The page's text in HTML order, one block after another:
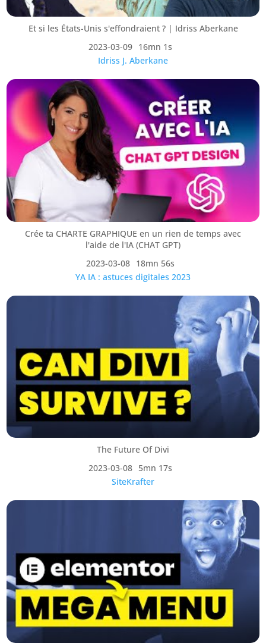
Et si les États-Unis s'effondraient ? | Idriss Aberkane
2023-03-09
16mn 1s
Idriss J. Aberkane
Crée ta CHARTE GRAPHIQUE en un rien de temps avec
l'aide de l'IA (CHAT GPT)
2023-03-08
18mn 56s
YA IA : astuces digitales 2023
The Future Of Divi
2023-03-08
5mn 17s
SiteKrafter